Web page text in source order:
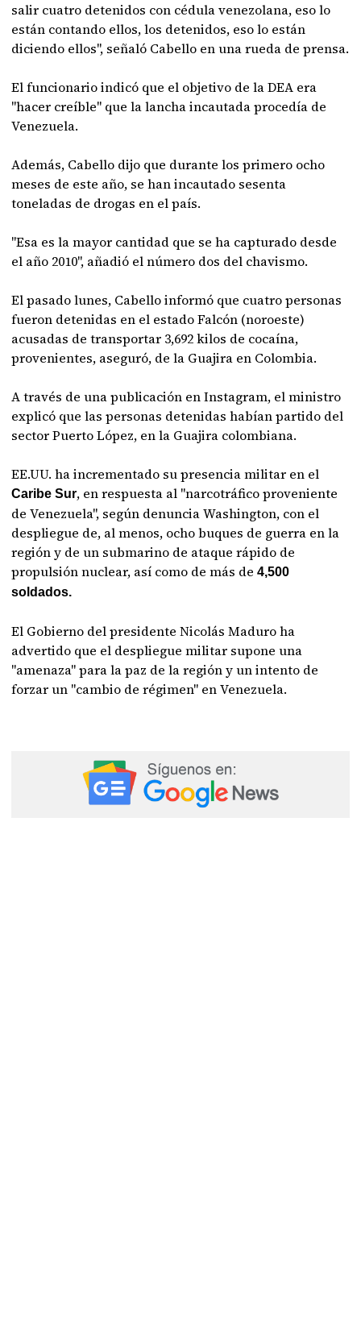
salir cuatro detenidos con cédula venezolana, eso lo
están contando ellos, los detenidos, eso lo están
diciendo ellos", señaló Cabello en una rueda de prensa.
El funcionario indicó que el objetivo de la DEA era
"hacer creíble" que la lancha incautada procedía de
Venezuela.
Además, Cabello dijo que durante los primero ocho
meses de este año, se han incautado sesenta
toneladas de drogas en el país.
"Esa es la mayor cantidad que se ha capturado desde
el año 2010", añadió el número dos del chavismo.
El pasado lunes, Cabello informó que cuatro personas
fueron detenidas en el estado Falcón (noroeste)
acusadas de transportar 3,692 kilos de cocaína,
provenientes, aseguró, de la Guajira en Colombia.
A través de una publicación en Instagram, el ministro
explicó que las personas detenidas habían partido del
sector Puerto López, en la Guajira colombiana.
EE.UU. ha incrementado su presencia militar en el
Caribe Sur, en respuesta al "narcotráfico proveniente
de Venezuela", según denuncia Washington, con el
despliegue de, al menos, ocho buques de guerra en la
región y de un submarino de ataque rápido de
propulsión nuclear, así como de más de 4,500
soldados.
El Gobierno del presidente Nicolás Maduro ha
advertido que el despliegue militar supone una
"amenaza" para la paz de la región y un intento de
forzar un "cambio de régimen" en Venezuela.